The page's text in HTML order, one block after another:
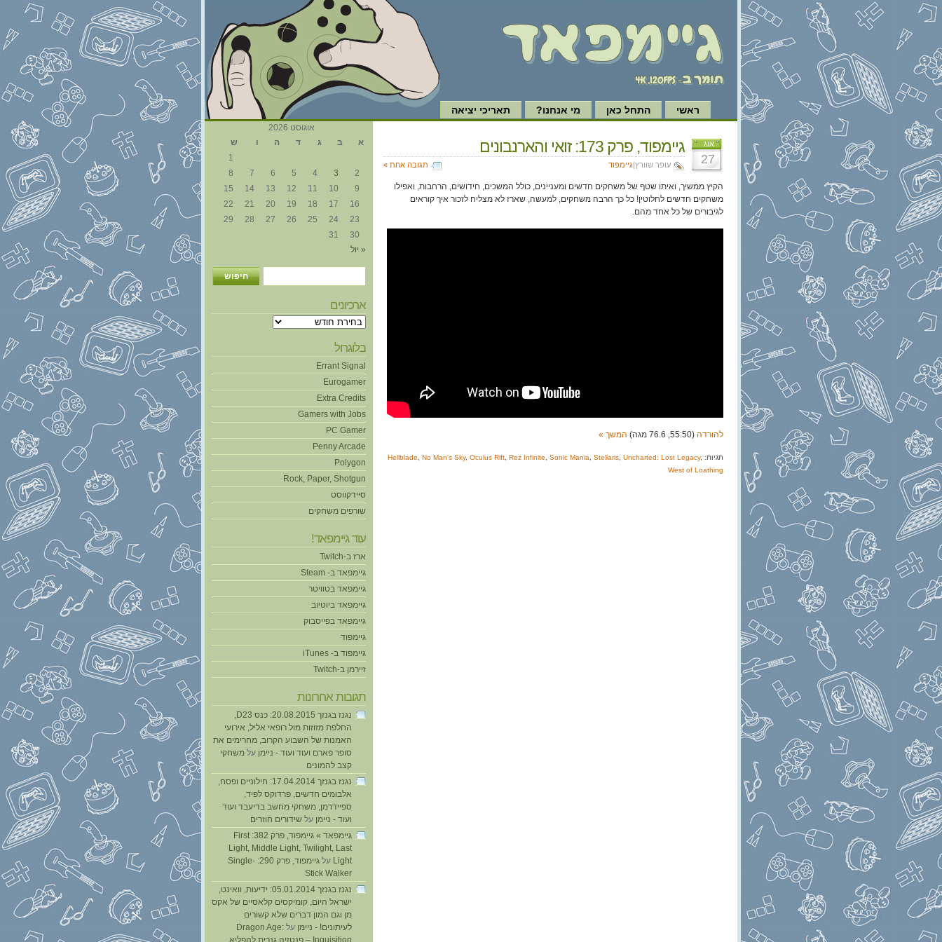
ראשי התחל כאן מי אנחנו? תאריכי יציאה
אוג
27
גיימפוד, פרק 173: זואי והארנבונים
עופר שוורץ|גיימפוד תגובה אחת »
הקיץ ממשיך, ואיתו שטף של משחקים חדשים ומעניינים, כולל המשכים, חידושים, הרחבות, ואפילו
משחקים חדשים לחלוטין! כל כך הרבה משחקים, למעשה, שארז לא מצליח לזכור איך קוראים
לגיבורים של כל אחד מהם.
להורדה (55:50, 76.6 מגה) המשך »
תגיות: Hellblade No Man's Sky, Oculus Rift Rez Infinite Sonic Mania Stellaris Uncharted: Lost Legacy,
West of Loathing
אוגוסט 2026
א
ב ג ד ה ו
ש
1
2
3
4
5
6
7
8
9
10
11
12
13
14
15
16
17
18
19
20
21
22
23
24
25
26
27
28
29
30
31
« יול
ארכיונים
ארכיונים
בלוגרול
Errant Signal
Eurogamer
Extra Credits
Gamers with Jobs
PC Gamer
Penny Arcade
Polygon
Rock, Paper, Shotgun
סיידקווסט
שורפים משחקים
עוד גיימפאד!
ארז ב-Twitch
גיימפאד ב- Steam
גיימפאד בטוויטר
גיימפאד ביוטיוב
גיימפאד בפייסבוק
גיימפוד
גיימפוד ב- iTunes
זיירמן ב-Twitch
תגובות אחרונות
נגנז בגנזך 20.08.2015: כנס D23,
החלפת מזוזות מול רופאי אליל, אירועי
האמנות של השבוע הקרוב, מחרימים את
סופר פארם ועוד ועוד - ניימן על משחקי
קצב להמונים
נגנז בגנזך 17.04.2014: חילוניים ופסח,
אלבומים חדשים, פרדוקס לפיד,
ספיידרמן, משחקי מחשב בדיעבד ועוד
ועוד - ניימן על שידורים חוזרים
גיימפאד » גיימפוד, פרק 382: First
Light, Middle Light, Twilight, Last
Light על
גיימפוד, פרק 290: Single-
Stick Walker
נגנז בגנזך 05.01.2014: ידיעות, וואינט,
ישראל היום, קומיקסים קלאסיים של אקס
מן וגם המון דברים שלא קשורים
לעיתונים! - ניימן על Dragon Age:
Inquisition – פנטזיה גנרית להפליא